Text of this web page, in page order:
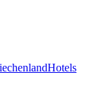
Hotels